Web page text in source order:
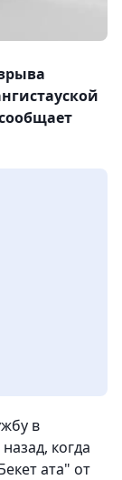
в
когда
ата" от